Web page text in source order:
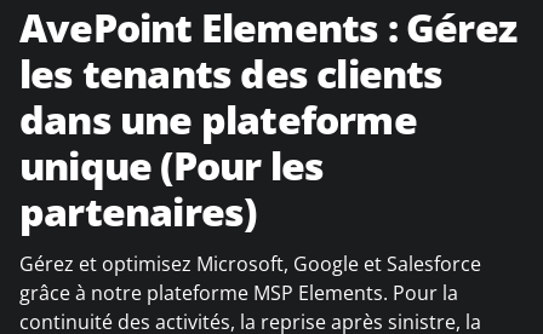
Confidence Platform
Tarification
Partenaires
Ressources
À Propos
AvePoint Elements : Gérez
les tenants des clients
dans une plateforme
unique (Pour les
partenaires)
Gérez et optimisez Microsoft, Google et Salesforce
grâce à notre plateforme MSP Elements. Pour la
continuité des activités, la reprise après sinistre, la